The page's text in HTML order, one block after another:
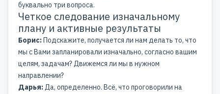
буквально три вопроса.
Четкое следование изначальному
плану и активные результаты
Борис:Подскажите, получается ли нам делать то, что
мы с Вами запланировали изначально, согласно вашим
целям, задачам? Движемся ли мы в нужном
направлении?
Дарья:Да, определенно. Всё, что проговорили на